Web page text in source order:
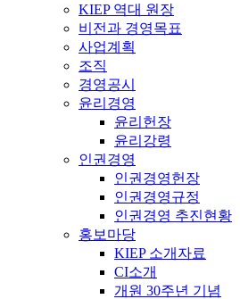
KIEP 역대 원장
비전과 경영목표
사업계획
조직
경영공시
윤리경영
윤리헌장
윤리강령
인권경영
인권경영헌장
인권경영규정
인권경영 추진현황
홍보마당
KIEP 소개자료
CI소개
개원 30주년 기념